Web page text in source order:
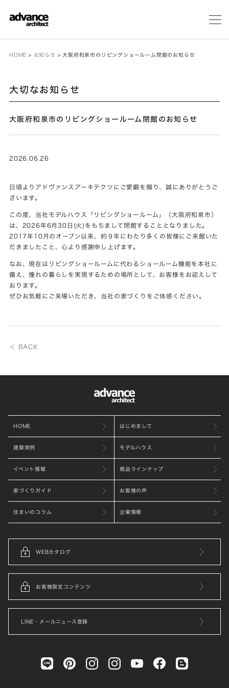
メ
HOME > お知らせ >大阪府和泉市のリビングショールーム閉館のお知らせ
大切なお知らせ
大阪府和泉市のリビングショールーム閉館のお知らせ
2026.06.26
日頃よりアドヴァンスアーキテクツにご愛顧を賜り、誠にありがとうご
ざいます。
この度、当社モデルハウス「リビングショールーム」（大阪府和泉市）
は、2026年6月30日(火)をもちまして閉館することとなりました。
2017年10月のオープン以来、約９年にわたり多くの皆様にご来館いた
だきましたこと、心より感謝申し上げます。
なお、現在はリビングショールームに代わるショールーム機能を本社に
備え、憧れの暮らしを実現するための場所として、お客様をお迎えして
おります。
ぜひお気軽にご来場いただき、当社の家づくりをご体感ください。
＜ BACK
HOME はじめまして
建築実例 モデルハウス
イベント情報 商品ラインナップ
家づくりガイド お客様の声
住まいのコラム 企業情報
WEBカタログ
お客様限定コンテンツ
LINE・メールニュース登録